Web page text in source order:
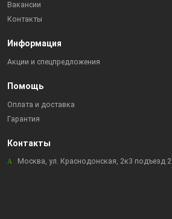
Вакансии
Контакты
Информация
Акции и спецпредложения
Помощь
Оплата и доставка
Гарантия
Контакты
Москва, ул. Краснодонская, 2к3 подъезд 2